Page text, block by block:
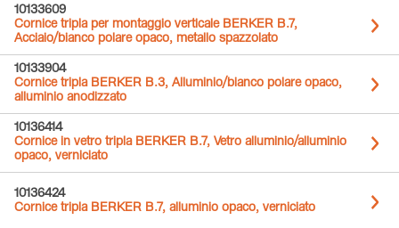
10133609
Cornice tripla per montaggio verticale BERKER B.7,
Acciaio/bianco polare opaco, metallo spazzolato
10133904
Cornice tripla BERKER B.3, Alluminio/bianco polare opaco,
alluminio anodizzato
10136414
Cornice in vetro tripla BERKER B.7, Vetro alluminio/alluminio
opaco, verniciato
10136424
Cornice tripla BERKER B.7, alluminio opaco, verniciato